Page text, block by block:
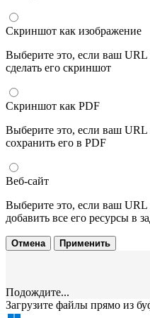
Скриншот как изображение
Выберите это, если ваш URL
сделать его скриншот
Скриншот как PDF
Выберите это, если ваш URL
сохранить его в PDF
Веб-сайт
Выберите это, если ваш URL
добавить все его ресурсы в
Отмена Применить
Подождите...
Загрузите файлы прямо из